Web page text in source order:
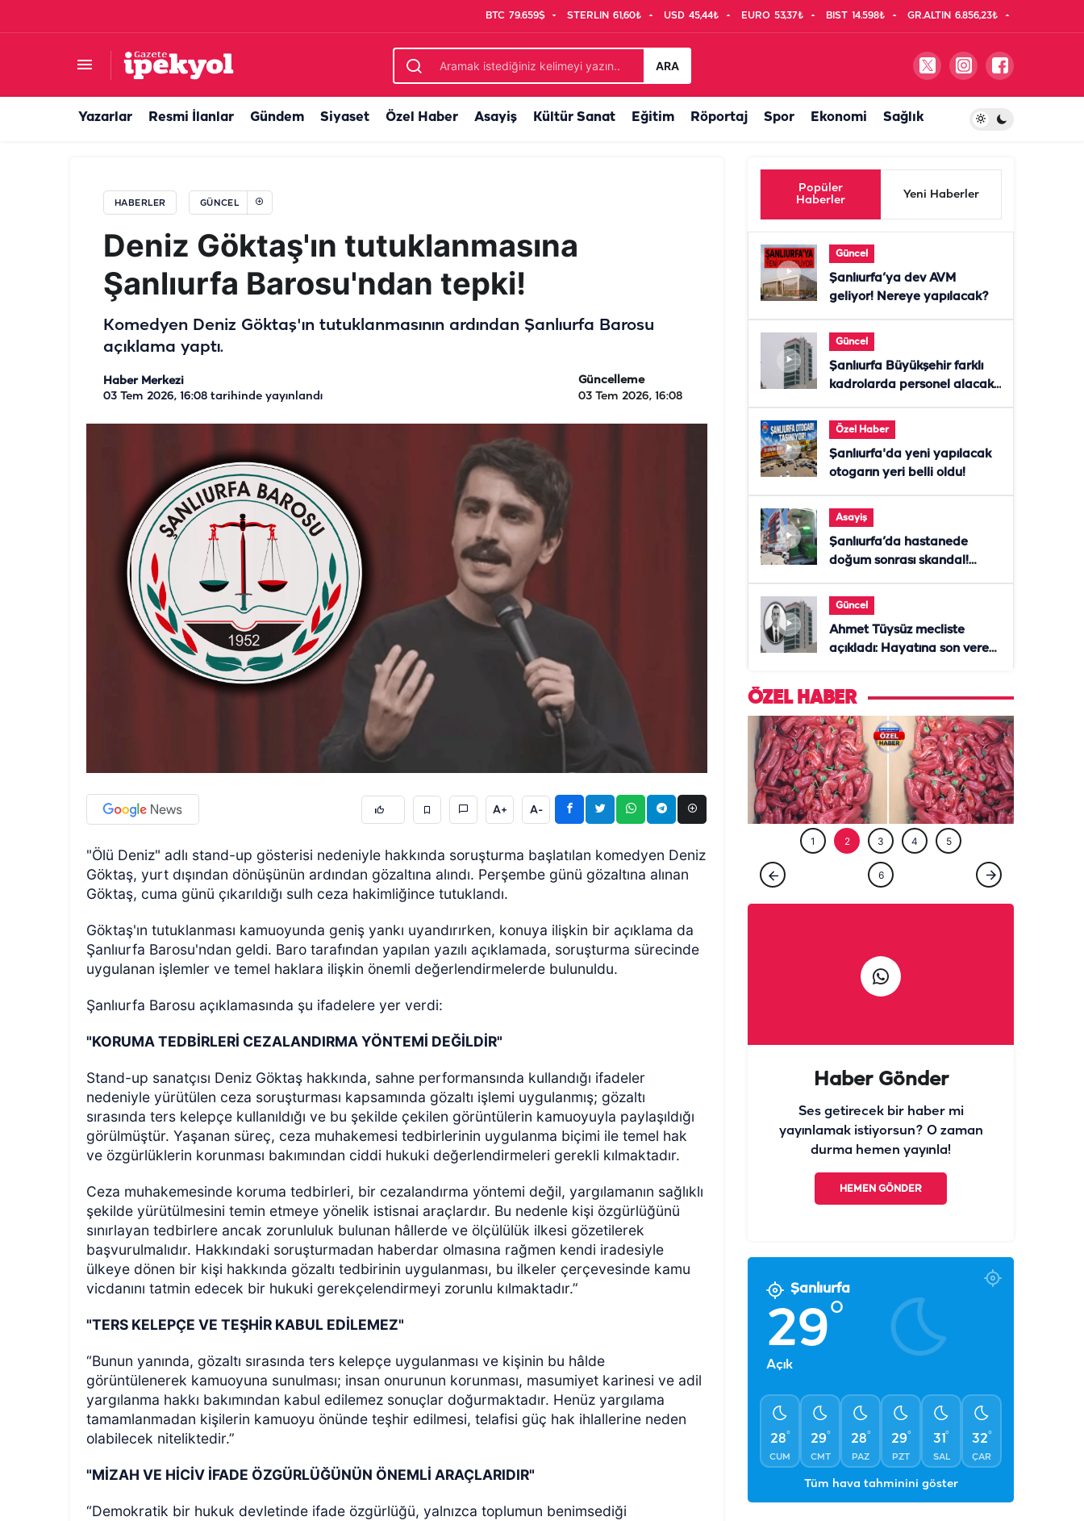
BTC 79.659$ STERLIN 61,60₺ USD 45,44₺ EURO 53,37₺ BIST 14.598₺ GR.ALTIN 6.856,23₺
ARA
Yazarlar Resmi İlanlar Gündem Siyaset Özel Haber Asayiş Kültür Sanat Eğitim Röportaj Spor Ekonomi Sağlık
HABERLER GÜNCEL
Deniz Göktaş'ın tutuklanmasına
Şanlıurfa Barosu'ndan tepki!
Komedyen Deniz Göktaş'ın tutuklanmasının ardından Şanlıurfa Barosu
açıklama yaptı.
Haber Merkezi
03 Tem 2026, 16:08 tarihinde yayınlandı
Güncelleme
03 Tem 2026, 16:08
A+ A-
"Ölü Deniz" adlı stand-up gösterisi nedeniyle hakkında soruşturma başlatılan komedyen Deniz
Göktaş, yurt dışından dönüşünün ardından gözaltına alındı. Perşembe günü gözaltına alınan
Göktaş, cuma günü çıkarıldığı sulh ceza hakimliğince tutuklandı.
Göktaş'ın tutuklanması kamuoyunda geniş yankı uyandırırken, konuya ilişkin bir açıklama da
Şanlıurfa Barosu'ndan geldi. Baro tarafından yapılan yazılı açıklamada, soruşturma sürecinde
uygulanan işlemler ve temel haklara ilişkin önemli değerlendirmelerde bulunuldu.
Şanlıurfa Barosu açıklamasında şu ifadelere yer verdi:
"KORUMA TEDBİRLERİ CEZALANDIRMA YÖNTEMİ DEĞİLDİR"
Stand-up sanatçısı Deniz Göktaş hakkında, sahne performansında kullandığı ifadeler
nedeniyle yürütülen ceza soruşturması kapsamında gözaltı işlemi uygulanmış; gözaltı
sırasında ters kelepçe kullanıldığı ve bu şekilde çekilen görüntülerin kamuoyuyla paylaşıldığı
görülmüştür. Yaşanan süreç, ceza muhakemesi tedbirlerinin uygulanma biçimi ile temel hak
ve özgürlüklerin korunması bakımından ciddi hukuki değerlendirmeleri gerekli kılmaktadır.
Ceza muhakemesinde koruma tedbirleri, bir cezalandırma yöntemi değil, yargılamanın sağlıklı
şekilde yürütülmesini temin etmeye yönelik istisnai araçlardır. Bu nedenle kişi özgürlüğünü
sınırlayan tedbirlere ancak zorunluluk bulunan hâllerde ve ölçülülük ilkesi gözetilerek
başvurulmalıdır. Hakkındaki soruşturmadan haberdar olmasına rağmen kendi iradesiyle
ülkeye dönen bir kişi hakkında gözaltı tedbirinin uygulanması, bu ilkeler çerçevesinde kamu
vicdanını tatmin edecek bir hukuki gerekçelendirmeyi zorunlu kılmaktadır.”
"TERS KELEPÇE VE TEŞHİR KABUL EDİLEMEZ"
“Bunun yanında, gözaltı sırasında ters kelepçe uygulanması ve kişinin bu hâlde
görüntülenerek kamuoyuna sunulması; insan onurunun korunması, masumiyet karinesi ve adil
yargılanma hakkı bakımından kabul edilemez sonuçlar doğurmaktadır. Henüz yargılama
tamamlanmadan kişilerin kamuoyu önünde teşhir edilmesi, telafisi güç hak ihlallerine neden
olabilecek niteliktedir.”
"MİZAH VE HİCİV İFADE ÖZGÜRLÜĞÜNÜN ÖNEMLİ ARAÇLARIDIR"
“Demokratik bir hukuk devletinde ifade özgürlüğü, yalnızca toplumun benimsediği
Popüler
Haberler
Yeni Haberler
Güncel
Şanlıurfa’ya dev AVM
geliyor! Nereye yapılacak?
Güncel
Şanlıurfa Büyükşehir farklı
kadrolarda personel alacak!
Özel Haber
Şanlıurfa'da yeni yapılacak
otogarın yeri belli oldu!
Asayiş
Şanlıurfa’da hastanede
doğum sonrası skandal!
Güncel
Ahmet Tüysüz mecliste
açıkladı: Hayatına son veren
ÖZEL HABER
ÖZEL HABER ÖZEL HABER
Urfalılara kötü haber: Acısı yetmedi, fiyatı
1 2 3 4 5
6
Haber Gönder
Ses getirecek bir haber mi
yayınlamak istiyorsun? O zaman
durma hemen yayınla!
HEMEN GÖNDER
Şanlıurfa
29°
Açık
28°
CUM
29°
CMT
28°
PAZ
29°
PZT
31°
SAL
32°
ÇAR
Tüm hava tahminini göster